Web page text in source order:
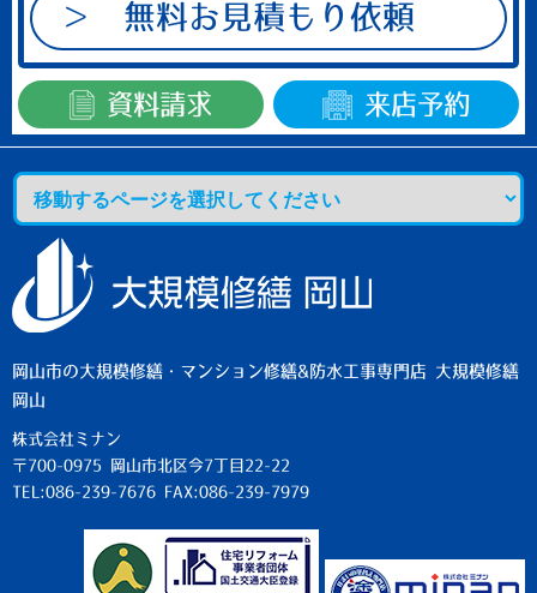
無料お見積もり依頼
資料請求 来店予約
岡山市の大規模修繕・マンション修繕&防水工事専門店 大規模修繕
岡山
株式会社ミナン
〒700-0975 岡山市北区今7丁目22-22
TEL:086-239-7676 FAX:086-239-7979